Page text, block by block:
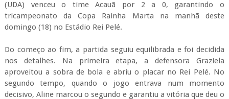
Capitã da UDA, Sofia comemorou o título enaltecendo a
organização da competição. “Em nome das minhas
companheiras, agradeço demais ao Governo de Alagoas e à
ano tão difícil, que a gente pensou que não iria jogar mais,
eles retomaram, testaram todo mundo e finalizaram a
competição. Melhor pra gente que leva mais um título”,
afirmou.